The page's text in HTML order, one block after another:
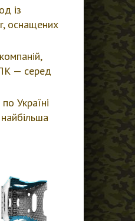
із
оснащених
— серед
Україні